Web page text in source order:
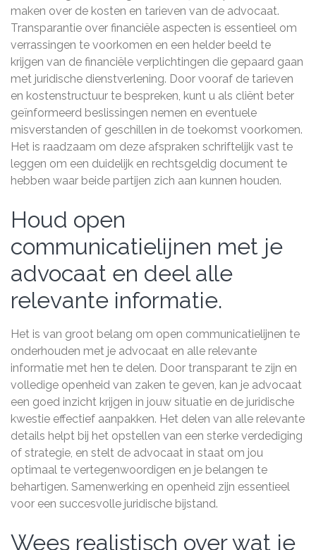
maken over de kosten en tarieven van de advocaat.
Transparantie over financiële aspecten is essentieel om
verrassingen te voorkomen en een helder beeld te
krijgen van de financiële verplichtingen die gepaard gaan
met juridische dienstverlening. Door vooraf de tarieven
en kostenstructuur te bespreken, kunt u als cliënt beter
geïnformeerd beslissingen nemen en eventuele
misverstanden of geschillen in de toekomst voorkomen.
Het is raadzaam om deze afspraken schriftelijk vast te
leggen om een duidelijk en rechtsgeldig document te
hebben waar beide partijen zich aan kunnen houden.
Houd open
communicatielijnen met je
advocaat en deel alle
relevante informatie.
Het is van groot belang om open communicatielijnen te
onderhouden met je advocaat en alle relevante
informatie met hen te delen. Door transparant te zijn en
volledige openheid van zaken te geven, kan je advocaat
een goed inzicht krijgen in jouw situatie en de juridische
kwestie effectief aanpakken. Het delen van alle relevante
details helpt bij het opstellen van een sterke verdediging
of strategie, en stelt de advocaat in staat om jou
optimaal te vertegenwoordigen en je belangen te
behartigen. Samenwerking en openheid zijn essentieel
voor een succesvolle juridische bijstand.
Wees realistisch over wat je